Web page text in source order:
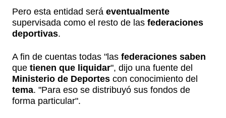
Pero esta entidad será eventualmente
supervisada como el resto de las federaciones
deportivas.
A fin de cuentas todas "las federaciones saben
que tienen que liquidar", dijo una fuente del
Ministerio de Deportes con conocimiento del
tema. "Para eso se distribuyó sus fondos de
forma particular".